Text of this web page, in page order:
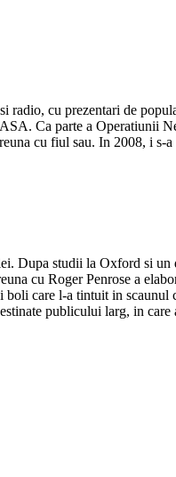
cu prezentari de
Ca parte a Operatiunii
cu fiul sau. In 2008, i s-
Dupa studii la Oxford si
cu Roger Penrose a
care l-a tintuit in
publicului larg, in